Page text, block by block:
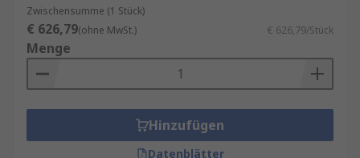
Zwischensumme (1 Stück)
€ 626,79(ohne MwSt.) € 626,79/Stück
Menge
Hinzufügen
Datenblätter